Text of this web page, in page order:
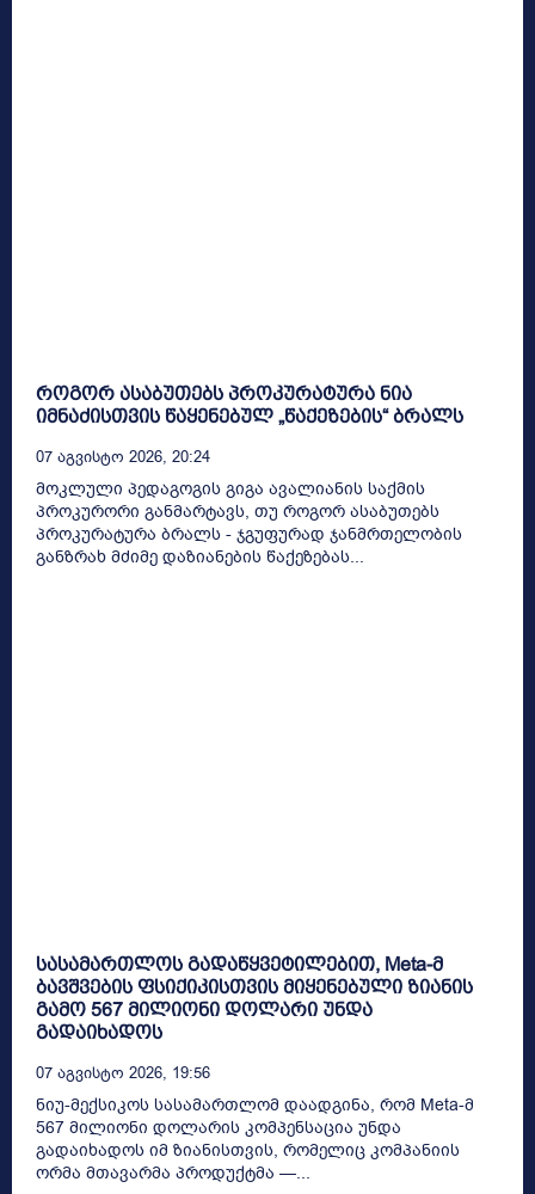
როგორ ასაბუთებს პროკურატურა ნია
იმნაძისთვის წაყენებულ „წაქეზების“ ბრალს
07 Აგვისტო 2026, 20:24
მოკლული პედაგოგის გიგა ავალიანის საქმის
პროკურორი განმარტავს, თუ როგორ ასაბუთებს
პროკურატურა ბრალს - ჯგუფურად ჯანმრთელობის
განზრახ მძიმე დაზიანების წაქეზებას...
სასამართლოს გადაწყვეტილებით, Meta-მ
ბავშვების ფსიქიკისთვის მიყენებული ზიანის
გამო 567 მილიონი დოლარი უნდა
გადაიხადოს
07 Აგვისტო 2026, 19:56
ნიუ-მექსიკოს სასამართლომ დაადგინა, რომ Meta-მ
567 მილიონი დოლარის კომპენსაცია უნდა
გადაიხადოს იმ ზიანისთვის, რომელიც კომპანიის
ორმა მთავარმა პროდუქტმა —...